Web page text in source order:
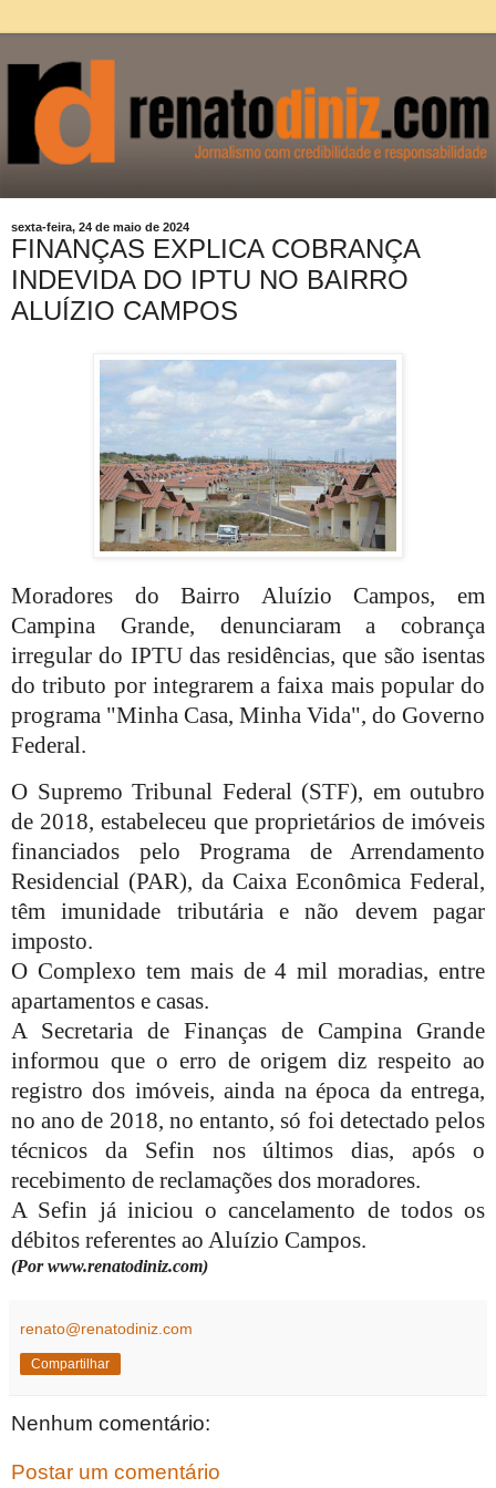
sexta-feira, 24 de maio de 2024
FINANÇAS EXPLICA COBRANÇA
INDEVIDA DO IPTU NO BAIRRO
ALUÍZIO CAMPOS
Moradores do Bairro Aluízio Campos, em
Campina Grande, denunciaram a cobrança
irregular do IPTU das residências, que são isentas
do tributo por integrarem a faixa mais popular do
programa "Minha Casa, Minha Vida", do Governo
Federal.
O Supremo Tribunal Federal (STF), em outubro
de 2018, estabeleceu que proprietários de imóveis
financiados pelo Programa de Arrendamento
Residencial (PAR), da Caixa Econômica Federal,
têm imunidade tributária e não devem pagar
imposto.
O Complexo tem mais de 4 mil moradias, entre
apartamentos e casas.
A Secretaria de Finanças de Campina Grande
informou que o erro de origem diz respeito ao
registro dos imóveis, ainda na época da entrega,
no ano de 2018, no entanto, só foi detectado pelos
técnicos da Sefin nos últimos dias, após o
recebimento de reclamações dos moradores.
A Sefin já iniciou o cancelamento de todos os
débitos referentes ao Aluízio Campos.
(Por www.renatodiniz.com)
renato@renatodiniz.com
Compartilhar
Nenhum comentário:
Postar um comentário